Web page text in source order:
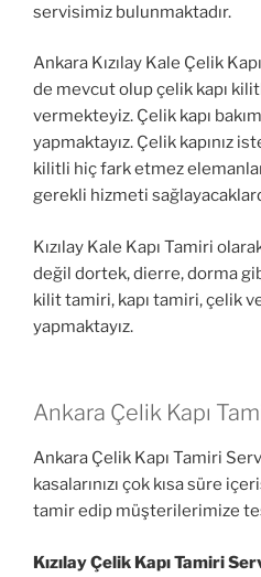
servisimiz bulunmaktadır.
Ankara Kızılay Kale Çelik
de mevcut olup çelik kapı
vermekteyiz. Çelik kapı
yapmaktayız. Çelik kapınız
kilitli hiç fark etmez
gerekli hizmeti
Kızılay Kale Kapı Tamiri
değil dortek, dierre, dorma
kilit tamiri, kapı tamiri, çelik ve
yapmaktayız.
Ankara Çelik Kapı
Ankara Çelik Kapı Tamiri
kasalarınızı çok kısa süre
tamir edip müşterilerimize
Kızılay Çelik Kapı Tamiri